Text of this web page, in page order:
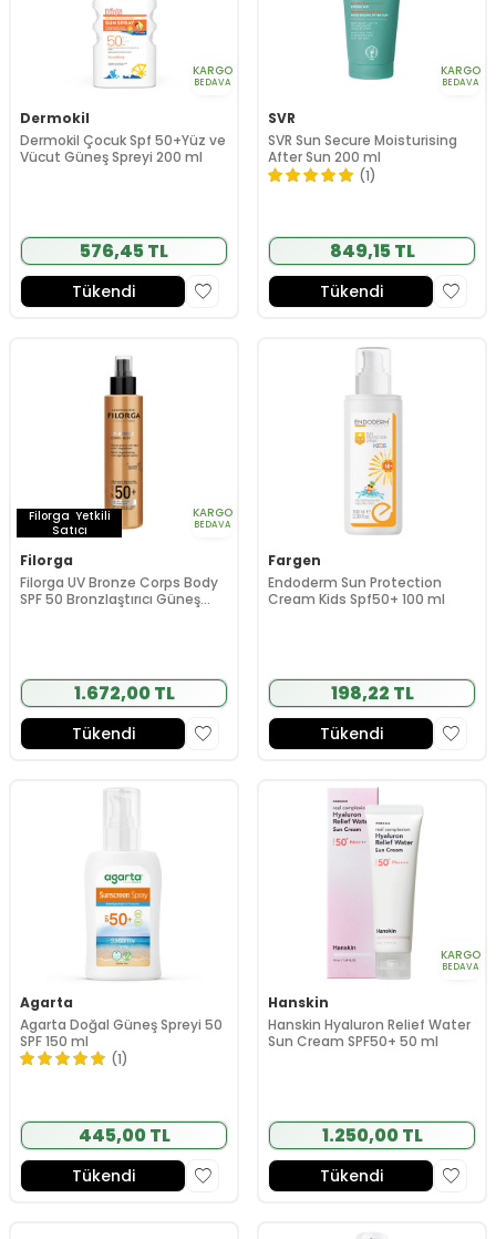
KARGO
BEDAVA
Dermokil
Dermokil Çocuk Spf 50+Yüz ve
Vücut Güneş Spreyi 200 ml
576,45 TL
Tükendi
KARGO
BEDAVA
SVR
SVR Sun Secure Moisturising
After Sun 200 ml
(1)
849,15 TL
Tükendi
Filorga Yetkili
Satıcı
KARGO
BEDAVA
Filorga
Filorga UV Bronze Corps Body
SPF 50 Bronzlaştırıcı Güneş
1.672,00 TL
Tükendi
Fargen
Endoderm Sun Protection
Cream Kids Spf50+ 100 ml
198,22 TL
Tükendi
Agarta
Agarta Doğal Güneş Spreyi 50
SPF 150 ml
(1)
445,00 TL
Tükendi
KARGO
BEDAVA
Hanskin
Hanskin Hyaluron Relief Water
Sun Cream SPF50+ 50 ml
1.250,00 TL
Tükendi